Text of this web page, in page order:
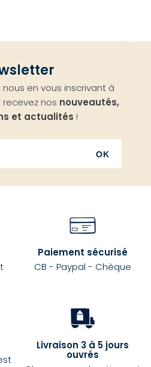
en vous inscrivant à
nos nouveautés,
et actualités !
OK
Paiement sécurisé
CB - Paypal - Chèque
Livraison 3 à 5 jours
ouvrés